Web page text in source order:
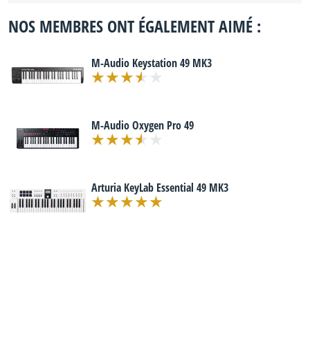
NOS MEMBRES ONT ÉGALEMENT AIMÉ :
M-Audio Keystation 49 MK3
M-Audio Oxygen Pro 49
Arturia KeyLab Essential 49 MK3